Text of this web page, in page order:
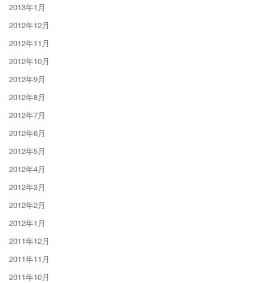
2013年1月
2012年12月
2012年11月
2012年10月
2012年9月
2012年8月
2012年7月
2012年6月
2012年5月
2012年4月
2012年3月
2012年2月
2012年1月
2011年12月
2011年11月
2011年10月